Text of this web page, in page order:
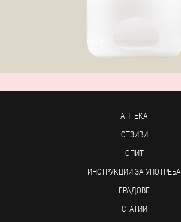
АПТЕКА
ОТЗИВИ
ОПИТ
ИНСТРУКЦИИ ЗА УПОТРЕБА
ГРАДОВЕ
СТАТИИ